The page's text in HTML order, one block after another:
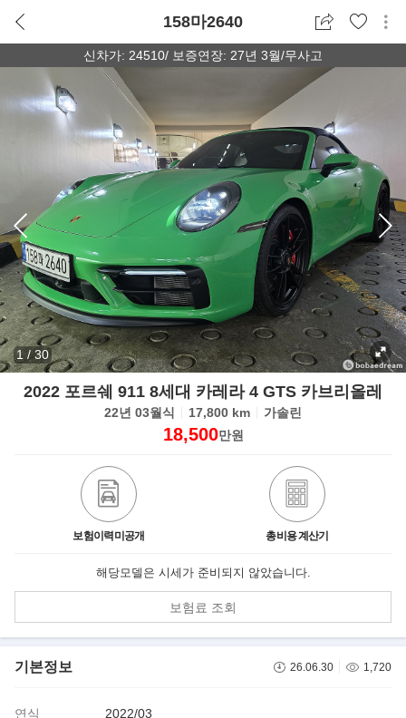
158마2640
신차가: 24510/ 보증연장: 27년 3월/무사고
1 /30
2022 포르쉐 911 8세대 카레라 4 GTS 카브리올레
22년 03월식 17,800 km 가솔린
18,500만원
보험이력미공개 총비용 계산기
해당모델은 시세가 준비되지 않았습니다.
보험료 조회
기본정보 26.06.30 1,720
연식
2022/03